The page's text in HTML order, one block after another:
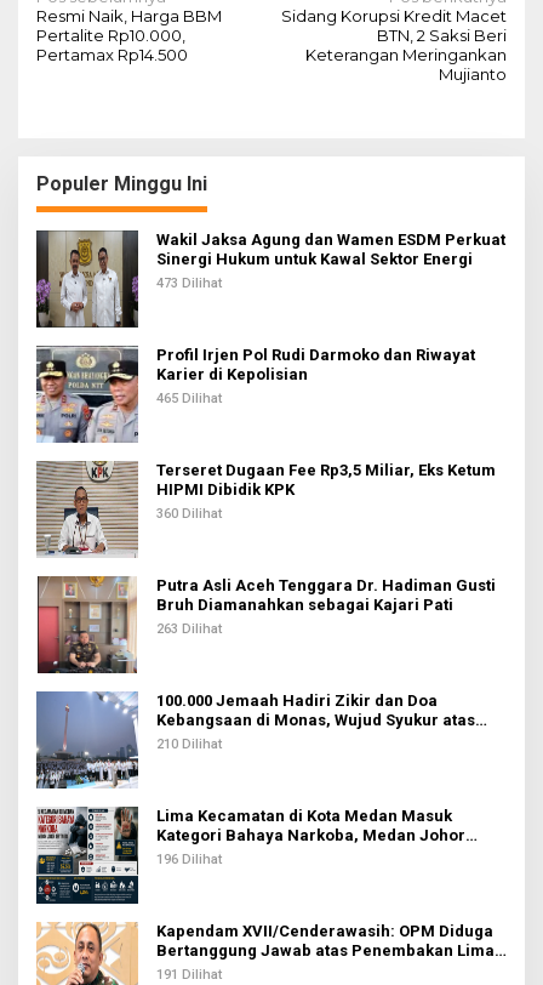
a
v
a
s
i
p
o
s
Resmi Naik, Harga BBM
Pertalite Rp10.000,
Pertamax Rp14.500
Sidang Korupsi Kredit Macet
BTN, 2 Saksi Beri
Keterangan Meringankan
Mujianto
Populer Minggu Ini
Wakil Jaksa Agung dan Wamen ESDM Perkuat
Sinergi Hukum untuk Kawal Sektor Energi
473 Dilihat
Profil Irjen Pol Rudi Darmoko dan Riwayat
Karier di Kepolisian
465 Dilihat
Terseret Dugaan Fee Rp3,5 Miliar, Eks Ketum
HIPMI Dibidik KPK
360 Dilihat
Putra Asli Aceh Tenggara Dr. Hadiman Gusti
Bruh Diamanahkan sebagai Kajari Pati
263 Dilihat
100.000 Jemaah Hadiri Zikir dan Doa
Kebangsaan di Monas, Wujud Syukur atas
Kemerdekaan Indonesia
210 Dilihat
Lima Kecamatan di Kota Medan Masuk
Kategori Bahaya Narkoba, Medan Johor
Tertinggi
196 Dilihat
Kapendam XVII/Cenderawasih: OPM Diduga
Bertanggung Jawab atas Penembakan Lima
Pekerja di Tolikara
191 Dilihat